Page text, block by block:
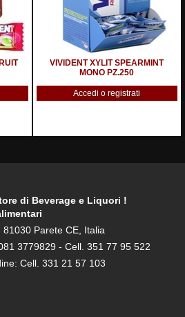
VIVIDENT XYLIT SPEARMINT
MONO PZ.250
Accedi o registrati
di Beverage e Liquori !
Parete CE, Italia
3779829 - Cell. 351 77 95 522
Cell. 331 21 57 103